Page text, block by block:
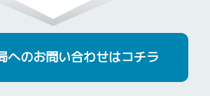
へのお問い合わせはコチラ